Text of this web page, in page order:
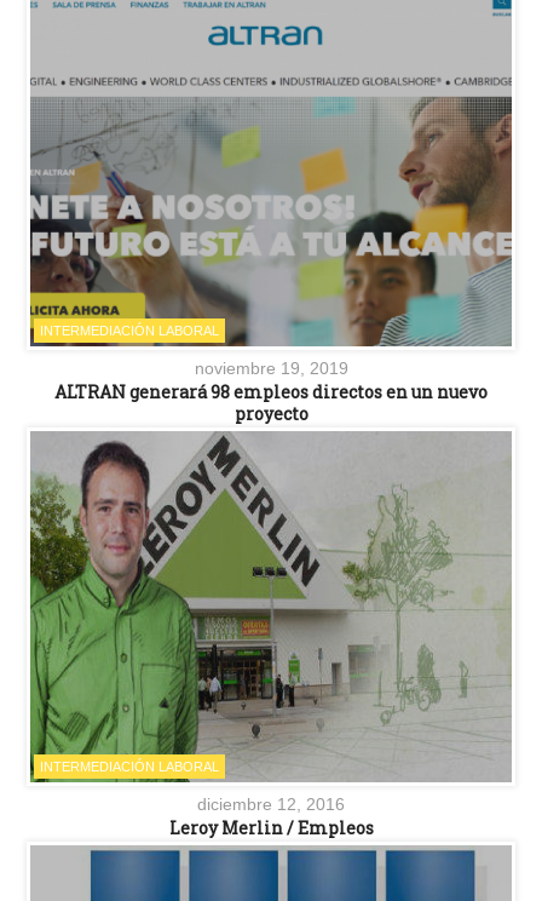
INTERMEDIACIÓN LABORAL
noviembre 19, 2019
ALTRAN generará 98 empleos directos en un nuevo
proyecto
INTERMEDIACIÓN LABORAL
diciembre 12, 2016
Leroy Merlin / Empleos